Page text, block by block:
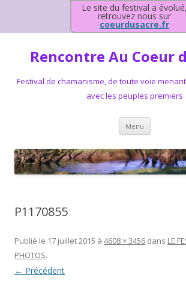
Le site du festival a évolué,
retrouvez nous sur
coeurdusacre.fr
Rencontre Au Coeur
Festival de chamanisme, de toute voie
avec les peuples premiers
Menu Aller au
P1170855
Publié le 17 juillet 2015 à 4608 × 3456 dans LE
PHOTOS.
← Précédent